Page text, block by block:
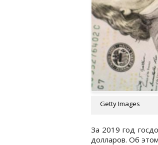
Getty Images
За 2019 год
долларов. Об